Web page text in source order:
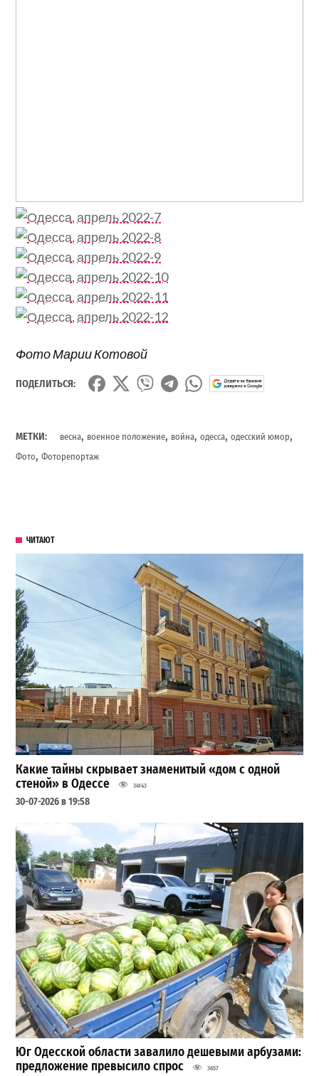
Фото Марии Котовой
ПОДЕЛИТЬСЯ:
МЕТКИ: весна, военное положение, война,одесса,одесский юмор,
Фото,Фоторепортаж
ЧИТАЮТ
Какие тайны скрывает знаменитый «дом с одной
стеной» в Одессе
34143
30-07-2026 в 19:58
Юг Одесской области завалило дешевыми арбузами:
предложение превысило спрос
3657